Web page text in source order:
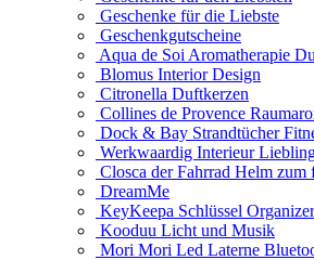
Geschenke für die Liebste
Geschenkgutscheine
Aqua de Soi Aromatherapie
Blomus Interior Design
Citronella Duftkerzen
Collines de Provence
Dock & Bay Strandtücher
Werkwaardig Interieur
Closca der Fahrrad Helm zum
DreamMe
KeyKeepa Schlüssel
Kooduu Licht und Musik
Mori Mori Led Laterne